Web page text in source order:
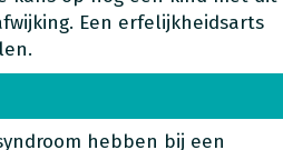
Een erfelijkheidsarts
hebben bij een